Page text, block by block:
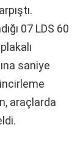
07 LDS 60
saniye
araçlarda